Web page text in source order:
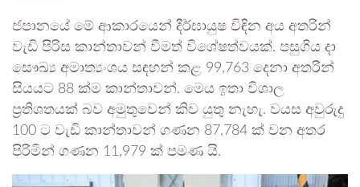
ජපානයේ මේ ආකාරයෙන් දීර්ඝායුෂ විඳින අය අතරින්
වැඩි පිරිස කාන්තාවන් වීමත් විශේෂත්වයක්. පසුගිය දා
සෞඛ්‍ය අමාත්‍යංශය සඳහන් කළ 99,763 දෙනා අතරින්
සියයට 88 ක්ම කාන්තාවන්. මෙය ඉතා විශාල
ප‍්‍රතිශතයක් බව අමුතුවෙන් කිව යුතු නැහැ. වයස අවුරුදු
100 ට වැඩි කාන්තාවන් ගණන 87,784 ක් වන අතර
පිරිමින් ගණන 11,979 ක් පමණ යි.